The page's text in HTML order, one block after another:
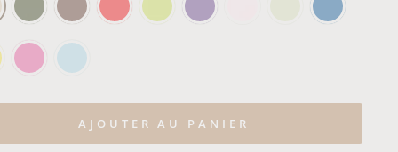
AJOUTER AU PANIER